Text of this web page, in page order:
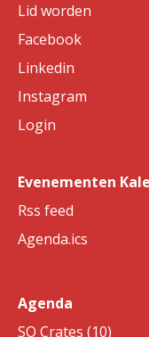
Lid worden
Facebook
Linkedin
Instagram
Login
Evenementen
Rss feed
Agenda.ics
Agenda
SO Crates (10)